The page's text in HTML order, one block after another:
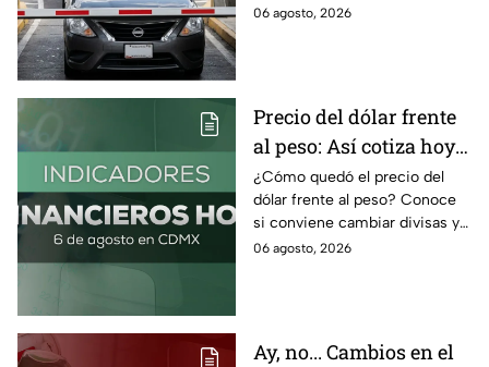
IVA incluido; te compartimos
06 agosto, 2026
Precio del dólar frente
al peso: Así cotiza hoy 6
de agosto 2026
¿Cómo quedó el precio del
dólar frente al peso? Conoce
si conviene cambiar divisas y
cómo el flujo en el estrecho de
06 agosto, 2026
Ay, no... Cambios en el